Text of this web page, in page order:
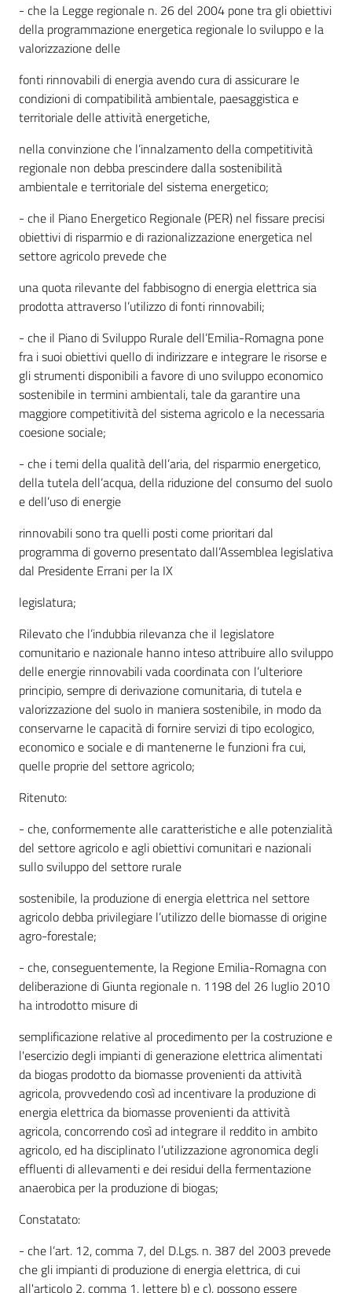
- che la Legge regionale n. 26 del 2004 pone tra gli obiettivi
della programmazione energetica regionale lo sviluppo e la
valorizzazione delle
fonti rinnovabili di energia avendo cura di assicurare le
condizioni di compatibilità ambientale, paesaggistica e
territoriale delle attività energetiche,
nella convinzione che l’innalzamento della competitività
regionale non debba prescindere dalla sostenibilità
ambientale e territoriale del sistema energetico;
- che il Piano Energetico Regionale (PER) nel fissare precisi
obiettivi di risparmio e di razionalizzazione energetica nel
settore agricolo prevede che
una quota rilevante del fabbisogno di energia elettrica sia
prodotta attraverso l’utilizzo di fonti rinnovabili;
- che il Piano di Sviluppo Rurale dell’Emilia-Romagna pone
fra i suoi obiettivi quello di indirizzare e integrare le risorse e
gli strumenti disponibili a favore di uno sviluppo economico
sostenibile in termini ambientali, tale da garantire una
maggiore competitività del sistema agricolo e la necessaria
coesione sociale;
- che i temi della qualità dell’aria, del risparmio energetico,
della tutela dell’acqua, della riduzione del consumo del suolo
e dell’uso di energie
rinnovabili sono tra quelli posti come prioritari dal
programma di governo presentato dall’Assemblea legislativa
dal Presidente Errani per la IX
legislatura;
Rilevato che l’indubbia rilevanza che il legislatore
comunitario e nazionale hanno inteso attribuire allo sviluppo
delle energie rinnovabili vada coordinata con l’ulteriore
principio, sempre di derivazione comunitaria, di tutela e
valorizzazione del suolo in maniera sostenibile, in modo da
conservarne le capacità di fornire servizi di tipo ecologico,
economico e sociale e di mantenerne le funzioni fra cui,
quelle proprie del settore agricolo;
Ritenuto:
- che, conformemente alle caratteristiche e alle potenzialità
del settore agricolo e agli obiettivi comunitari e nazionali
sullo sviluppo del settore rurale
sostenibile, la produzione di energia elettrica nel settore
agricolo debba privilegiare l’utilizzo delle biomasse di origine
agro-forestale;
- che, conseguentemente, la Regione Emilia-Romagna con
deliberazione di Giunta regionale n. 1198 del 26 luglio 2010
ha introdotto misure di
semplificazione relative al procedimento per la costruzione e
l'esercizio degli impianti di generazione elettrica alimentati
da biogas prodotto da biomasse provenienti da attività
agricola, provvedendo così ad incentivare la produzione di
energia elettrica da biomasse provenienti da attività
agricola, concorrendo così ad integrare il reddito in ambito
agricolo, ed ha disciplinato l’utilizzazione agronomica degli
effluenti di allevamenti e dei residui della fermentazione
anaerobica per la produzione di biogas;
Constatato:
- che l’art. 12, comma 7, del D.Lgs. n. 387 del 2003 prevede
che gli impianti di produzione di energia elettrica, di cui
all'articolo 2, comma 1, lettere b) e c), possono essere